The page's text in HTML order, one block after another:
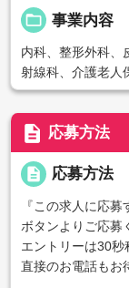
folder_open 事業内容
内科、整形外科、
射線科、介護老人
description 応募方法
description 応募方法
『この求人に応募
ボタンよりご応募
エントリーは30秒
直接のお電話もお